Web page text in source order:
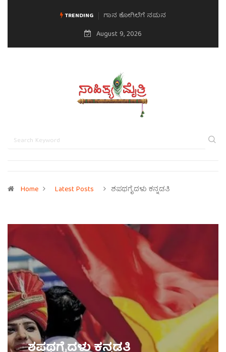
TRENDING ಗಾನ ಕೋಗಿಲೆಗೆ ನಮನ
August 9, 2026
Home Latest Posts ಶಪಥಗೈದಳು ಕನ್ನಡತಿ